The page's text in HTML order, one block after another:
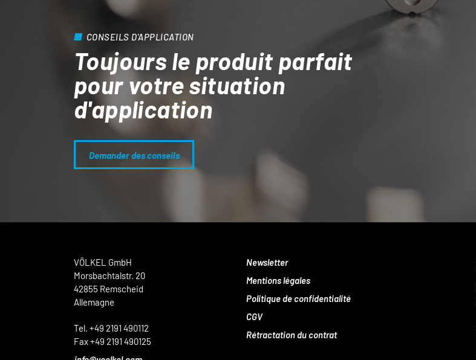
CONSEILS D'APPLICATION
Toujours le produit parfait
pour votre situation
d'application
Demander des conseils
VÖLKEL GmbH
Morsbachtalstr. 20
42855 Remscheid
Allemagne
Tel. +49 2191 490112
Fax +49 2191 490125
Newsletter
Mentions légales
Politique de confidentialité
CGV
Rétractation du contrat